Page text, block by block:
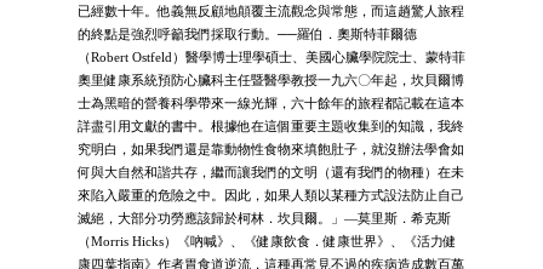
已經數十年。他義無反顧地顛覆主流觀念與常態，而這趟驚人旅程
的終點是強烈呼籲我們採取行動。──羅伯．奧斯特菲爾德
（Robert Ostfeld）醫學博士理學碩士、美國心臟學院院士、蒙特菲
奧里健康系統預防心臟科主任暨醫學教授一九六〇年起，坎貝爾博
士為黑暗的營養科學帶來一線光輝，六十餘年的旅程都記載在這本
詳盡引用文獻的書中。根據他在這個重要主題收集到的知識，我終
究明白，如果我們還是靠動物性食物來填飽肚子，就沒辦法學會如
何與大自然和諧共存，繼而讓我們的文明（還有我們的物種）在未
來陷入嚴重的危險之中。因此，如果人類以某種方式設法防止自己
滅絕，大部分功勞應該歸於柯林．坎貝爾。」—莫里斯．希克斯
（Morris Hicks）《吶喊》、《健康飲食．健康世界》、《活力健
康四葉指南》作者胃食道逆流，這種再常見不過的疾病造成數百萬